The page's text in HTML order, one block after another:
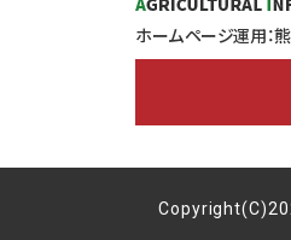
ホームページ運用：